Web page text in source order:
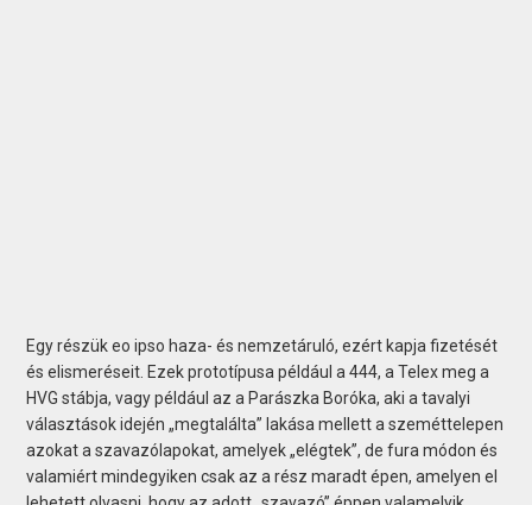
Egy részük eo ipso haza- és nemzetáruló, ezért kapja fizetését
és elismeréseit. Ezek prototípusa például a 444, a Telex meg a
HVG stábja, vagy például az a Parászka Boróka, aki a tavalyi
választások idején „megtalálta” lakása mellett a szeméttelepen
azokat a szavazólapokat, amelyek „elégtek”, de fura módon és
valamiért mindegyiken csak az a rész maradt épen, amelyen el